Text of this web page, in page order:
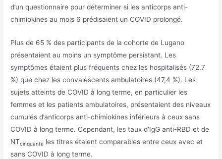
d’un questionnaire pour déterminer si les anticorps anti-
chimiokines au mois 6 prédisaient un COVID prolongé.
Plus de 65 % des participants de la cohorte de Lugano
présentaient au moins un symptôme persistant. Les
symptômes étaient plus fréquents chez les hospitalisés (72,7
%) que chez les convalescents ambulatoires (47,4 %). Les
sujets atteints de COVID à long terme, en particulier les
femmes et les patients ambulatoires, présentaient des niveaux
cumulés d’anticorps anti-chimiokines inférieurs à ceux sans
COVID à long terme. Cependant, les taux d’IgG anti-RBD et de
NTcinquante les titres étaient comparables entre ceux avec et
sans COVID à long terme.